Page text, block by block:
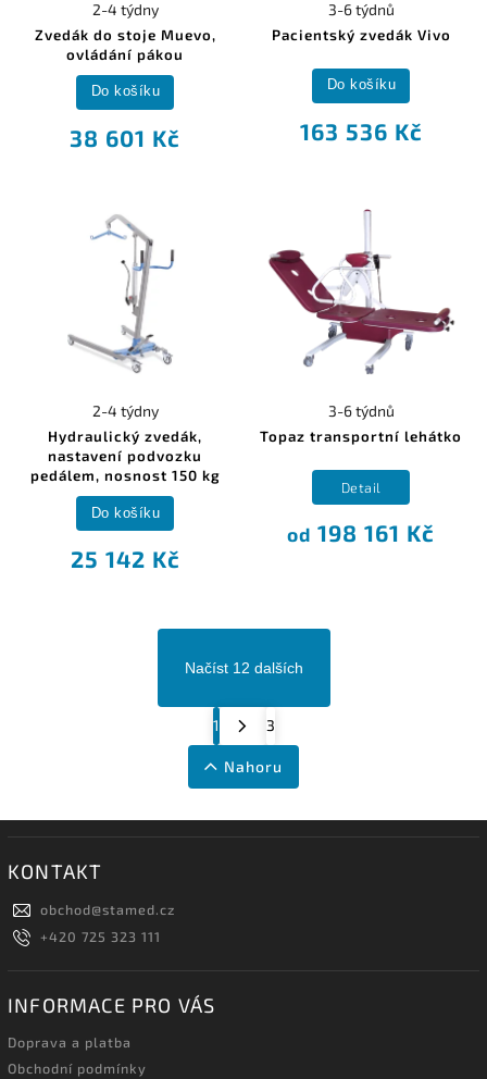
Zvedák do stoje Muevo,
ovládání pákou
2-4 týdny
38 601 Kč
Do košíku
Pacientský zvedák Vivo
3-6 týdnů
163 536 Kč
Do košíku
Hydraulický zvedák,
nastavení podvozku
pedálem, nosnost 150 kg
2-4 týdny
25 142 Kč
Do košíku
Topaz transportní lehátko
3-6 týdnů
od 198 161 Kč
Detail
Načíst 12 dalších
1 3
Nahoru
KONTAKT
obchod@stamed.cz
+420 725 323 111
INFORMACE PRO VÁS
Doprava a platba
Obchodní podmínky